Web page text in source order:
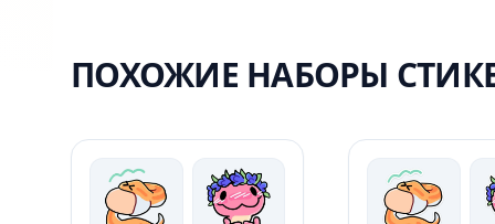
ПОХОЖИЕ НАБОРЫ